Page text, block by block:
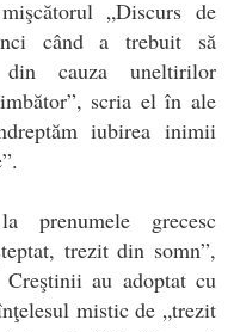
„Discurs de
când a trebuit să
din cauza uneltirilor
scria el în ale
iubirea inimii
prenumele grecesc
trezit din somn”,
au adoptat cu
mistic de „trezit